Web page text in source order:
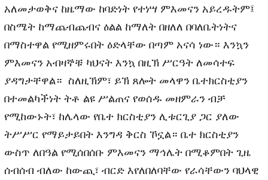
አለመታወቅና ከዜማው ከባድነት የተነሣ ምእመናን አይረዱትም፤
በስሜት ከማጨብጨብና ዕልል ከማለት በዘለለ በባለቤትነትና
በማስተዋል የሚዘምሩበት ዕድላቸው በጣም አናሳ ነው። እንኳን
ምእመናን አብዛኞቹ ካህናት እንኳ በዚኽ ሥርዓት ለመሳተፍ
ያዳግታቸዋል። ስለዚኽም፣ ይኽ ጸሎት መላዋን ቤተክርስቲያን
በተመልካችነት ትቶ ልዩ ሥልጠና የወሰዱ መዘምራን ብቻ
የሚከውኑት፣ ከሌላው የቤተ ክርስቲያን ሊቱርጊያ ጋር ያለው
ትሥሥር የማይታይበት እንግዳ ቅርስ ኾኗል። ቤተ ክርስቲያን
ውስጥ ለበዓል የሚሰበሰቡ ምእመናን ማኅሌት በሚቆምበት ጊዜ
ሰብሰብ ብለው ከውጪ፣ ብርድ እየለበለባቸው የራሳቸውን ባህላዊ